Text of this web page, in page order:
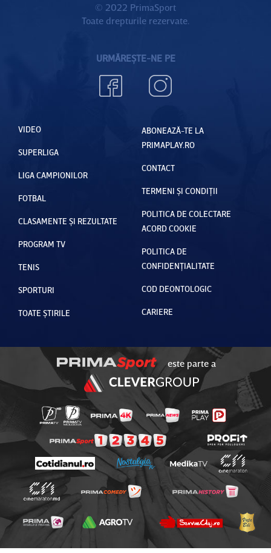
© 2022 PrimaSport
Toate drepturile rezervate.
URMĂREȘTE-NE PE
VIDEO
SUPERLIGA
LIGA CAMPIONILOR
FOTBAL
CLASAMENTE ȘI REZULTATE
PROGRAM TV
TENIS
SPORTURI
TOATE ȘTIRILE
ABONEAZĂ-TE LA
PRIMAPLAY.RO
CONTACT
TERMENI ȘI CONDIȚII
POLITICA DE COLECTARE
ACORD COOKIE
POLITICA DE
CONFIDENȚIALITATE
COD DEONTOLOGIC
CARIERE
este parte a